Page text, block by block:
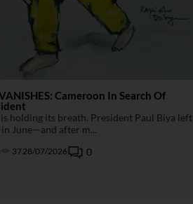
Cameroon In Search Of
holding its breath. President Paul Biya left
June—and after m...
3728/07/2026 0